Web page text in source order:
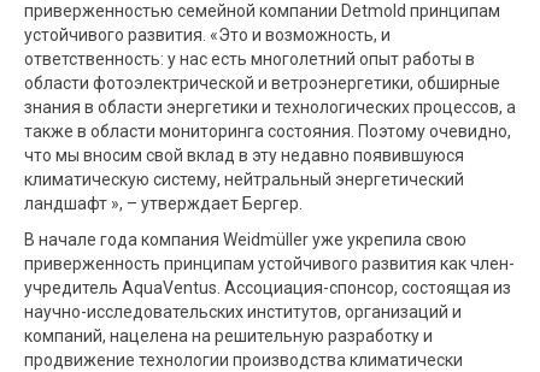
приверженностью семейной компании Detmold принципам
устойчивого развития. «Это и возможность, и
ответственность: у нас есть многолетний опыт работы в
области фотоэлектрической и ветроэнергетики, обширные
знания в области энергетики и технологических процессов, а
также в области мониторинга состояния. Поэтому очевидно,
что мы вносим свой вклад в эту недавно появившуюся
климатическую систему, нейтральный энергетический
ландшафт », – утверждает Бергер.
В начале года компания Weidmüller уже укрепила свою
приверженность принципам устойчивого развития как член-
учредитель AquaVentus. Ассоциация-спонсор, состоящая из
научно-исследовательских институтов, организаций и
компаний, нацелена на решительную разработку и
продвижение технологии производства климатически